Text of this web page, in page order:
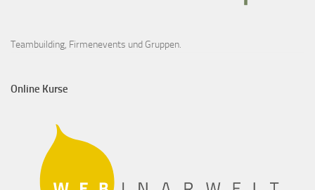
Teambuilding, Firmenevents und Gruppen.
Online Kurse